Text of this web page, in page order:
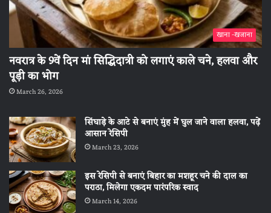
खाना -खजाना
नवरात्र के 9वें दिन मां सिद्धिदात्री को लगाएं काले चने, हलवा और
पूड़ी का भोग
March 26, 2026
सिंघाड़े के आटे से बनाएं मुंह में घुल जाने वाला हलवा, पढ़ें
आसान रेसिपी
March 23, 2026
इस रेसिपी से बनाएं बिहार का मशहूर चने की दाल का
पराठा, मिलेगा एकदम पारंपरिक स्वाद
March 14, 2026